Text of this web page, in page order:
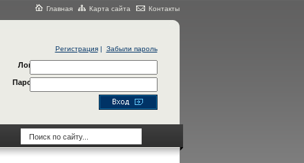
Главная Карта сайта Контакты
Регистрация| Забыли пароль
Логин
Пароль